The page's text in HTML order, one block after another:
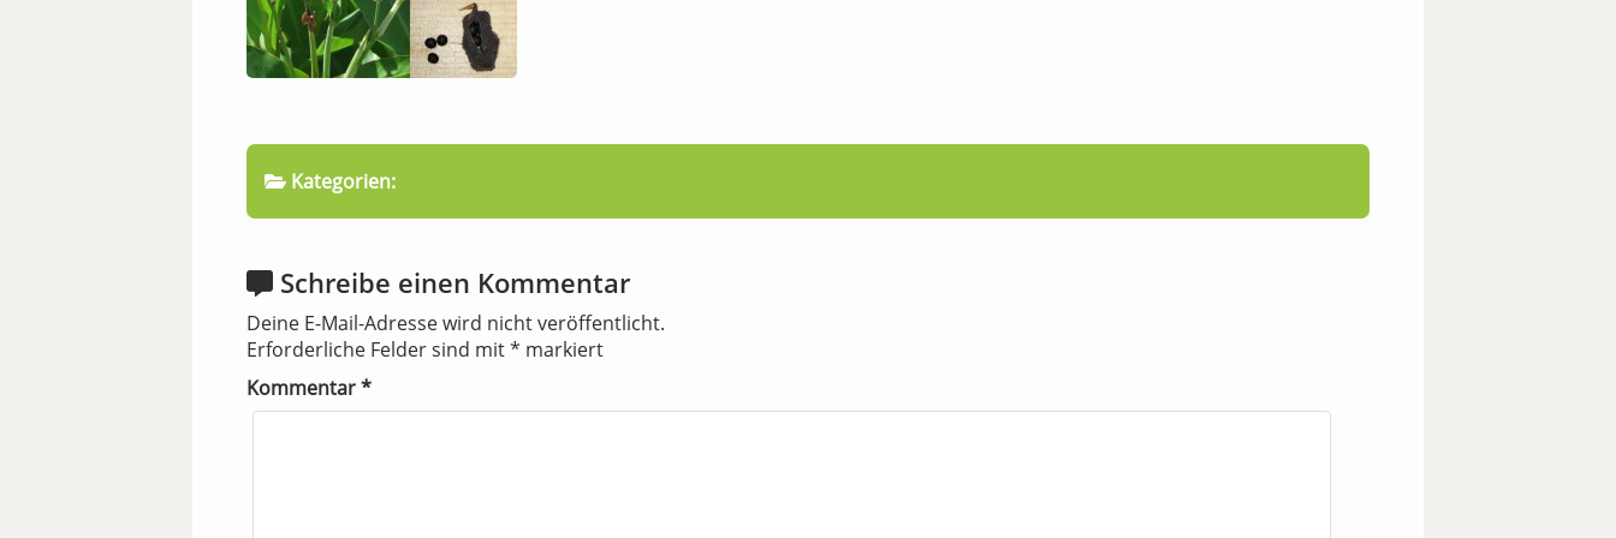
Kategorien:
Schreibe einen Kommentar
Deine E-Mail-Adresse wird nicht veröffentlicht.
Erforderliche Felder sind mit* markiert
Kommentar*